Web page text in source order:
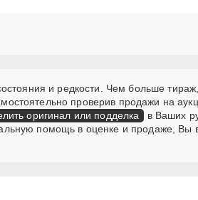
и редкости. Чем больше
проверив продажи на
оригинал или подделка
в Ваших
помощь в оценке и продаже, Вы